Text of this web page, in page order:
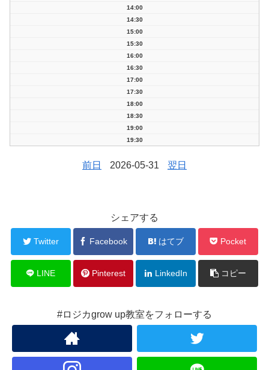
14:00
14:30
15:00
15:30
16:00
16:30
17:00
17:30
18:00
18:30
19:00
19:30
前日 2026-05-31 翌日
シェアする
Twitter Facebook はてブ Pocket
LINE Pinterest LinkedIn コピー
#ロジカgrow up教室をフォローする